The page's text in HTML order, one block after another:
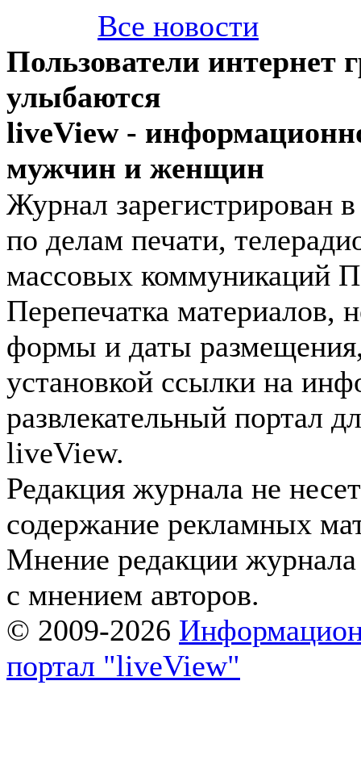
Все новости
Пользователи интернет
улыбаются
liveView -
мужчин и женщин
Журнал зарегистрирован
по делам печати,
массовых коммуникаций
Перепечатка материалов,
формы и даты
установкой ссылки на
развлекательный портал
liveView.
Редакция журнала не
содержание рекламных
Мнение редакции журнала
с мнением авторов.
© 2009-2026
портал "liveView"